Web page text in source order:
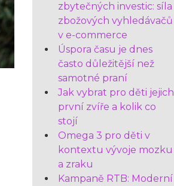
zbytečných investic: síla
zbožových vyhledávačů
v e-commerce
Úspora času je dnes
často důležitější než
samotné praní
Jak vybrat pro děti jejich
první zvíře a kolik co
stojí
Omega 3 pro děti v
kontextu vývoje mozku
a zraku
Kampaně RTB: Moderní